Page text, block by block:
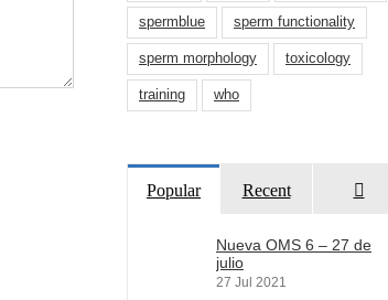
spermblue sperm functionality
sperm morphology toxicology
training who
Popular Recent
Nueva OMS 6 – 27 de
julio
27 Jul 2021